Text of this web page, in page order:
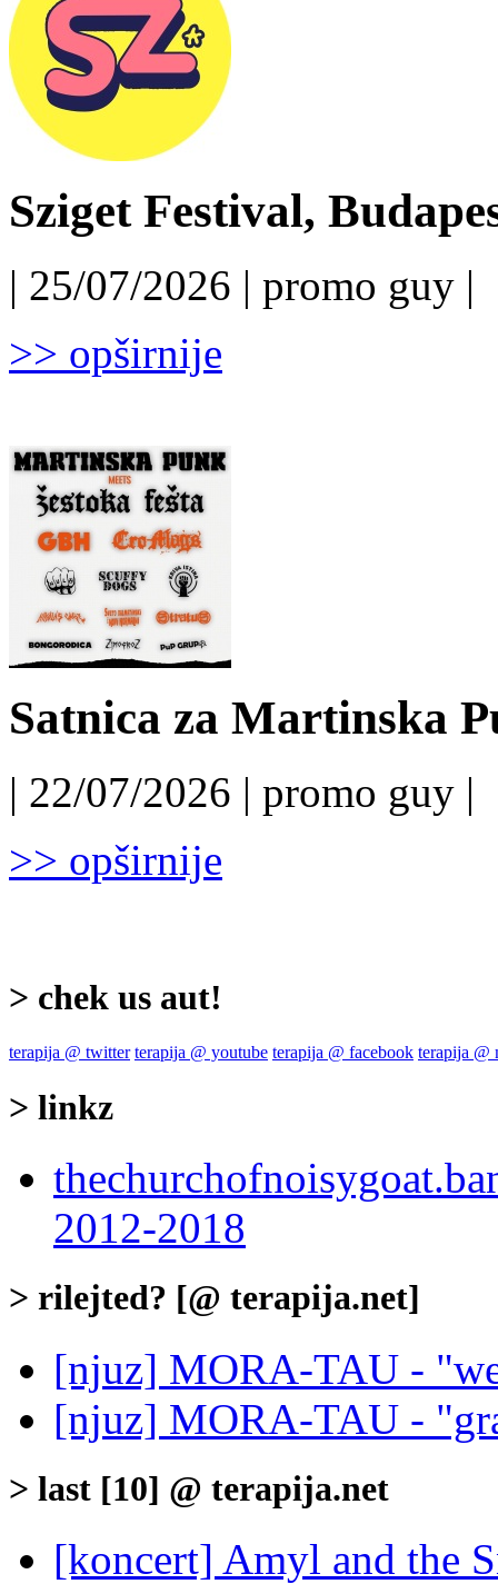
Sziget Festival,
| 25/07/2026 | promo guy |
>> opširnije
Satnica za Martinska
| 22/07/2026 | promo guy |
>> opširnije
> chek us aut!
terapija @ twitter terapija @ youtube terapija @ facebook terapija @
> linkz
2012-2018
> rilejted? [@ terapija.net]
[njuz] MORA-TAU -
[njuz] MORA-TAU -
> last [10] @ terapija.net
[koncert] Amyl and the